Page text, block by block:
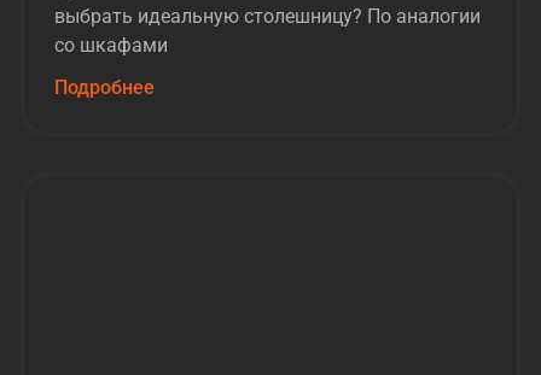
выбрать идеальную столешницу? По аналогии
со шкафами
Подробнее